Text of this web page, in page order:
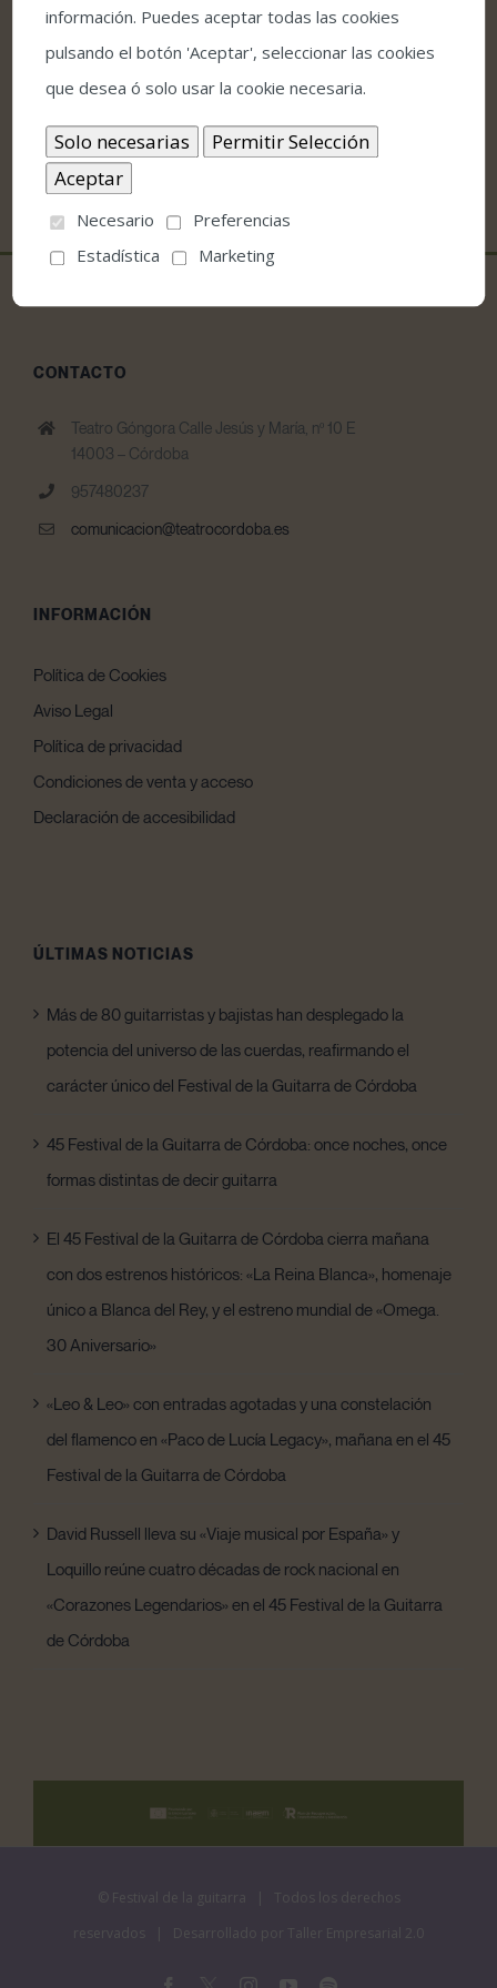
**Los conciertos de Loquillo y Siloé quedan
excluidos de todas las ofertas especiales.
CONTACTO
Teatro Góngora Calle Jesús y María, nº 10 E
14003 – Córdoba
957480237
comunicacion@teatrocordoba.es
INFORMACIÓN
Política de Cookies
Aviso Legal
Política de privacidad
Condiciones de venta y acceso
Declaración de accesibilidad
ÚLTIMAS NOTICIAS
Más de 80 guitarristas y bajistas han desplegado la
potencia del universo de las cuerdas, reafirmando el
carácter único del Festival de la Guitarra de Córdoba
45 Festival de la Guitarra de Córdoba: once noches, once
formas distintas de decir guitarra
El 45 Festival de la Guitarra de Córdoba cierra mañana
con dos estrenos históricos: «La Reina Blanca», homenaje
único a Blanca del Rey, y el estreno mundial de «Omega.
30 Aniversario»
«Leo & Leo» con entradas agotadas y una constelación
del flamenco en «Paco de Lucía Legacy», mañana en el 45
Festival de la Guitarra de Córdoba
David Russell lleva su «Viaje musical por España» y
Loquillo reúne cuatro décadas de rock nacional en
«Corazones Legendarios» en el 45 Festival de la Guitarra
de Córdoba
© Festival de la guitarra
| Todos los derechos
reservados | Desarrollado por Taller Empresarial 2.0
información. Puedes aceptar todas las cookies
pulsando el botón 'Aceptar', seleccionar las cookies
que desea ó solo usar la cookie necesaria.
Necesario
Preferencias
Estadística
Marketing